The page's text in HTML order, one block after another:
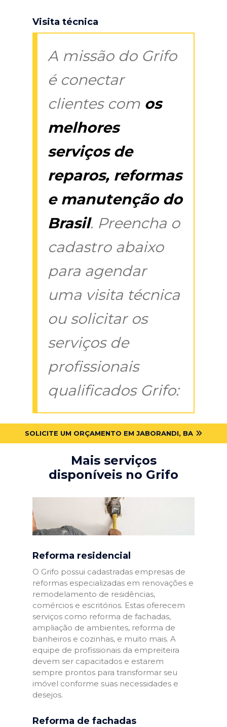
Visita técnica
A missão do Grifo
é conectar
clientes com os
melhores
serviços de
reparos, reformas
e manutenção do
Brasil. Preencha o
cadastro abaixo
para agendar
uma visita técnica
ou solicitar os
serviços de
profissionais
qualificados Grifo:
SOLICITE UM ORÇAMENTO EM JABORANDI, BA
Mais serviços
disponíveis no Grifo
Reforma residencial
O Grifo possui cadastradas empresas de
reformas especializadas em renovações e
remodelamento de residências,
comércios e escritórios. Estas oferecem
serviços como reforma de fachadas,
ampliação de ambientes, reforma de
banheiros e cozinhas, e muito mais. A
equipe de profissionais da empreiteira
devem ser capacitados e estarem
sempre prontos para transformar seu
imóvel conforme suas necessidades e
desejos.
Reforma de fachadas